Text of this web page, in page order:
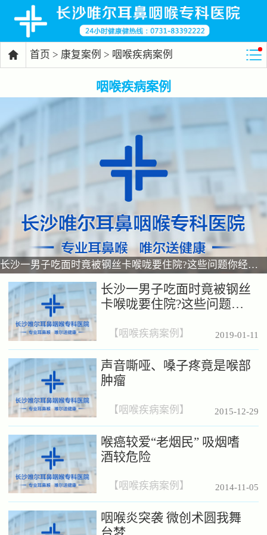
 首页 > 康复案例 > 咽喉疾病案例
咽喉疾病案例
长沙一男子吃面时竟被钢丝卡喉咙要住院?这些问题你经常会忽略！
长沙一男子吃面时竟被钢丝
卡喉咙要住院?这些问题你
2019-01-11
【咽喉疾病案例 】
声音嘶哑、嗓子疼竟是喉部
肿瘤
2015-12-29
【 咽喉疾病案例 】
喉癌较爱“老烟民” 吸烟嗜
酒较危险
2014-11-05
【咽喉疾病案例 】
咽喉炎突袭 微创术圆我舞